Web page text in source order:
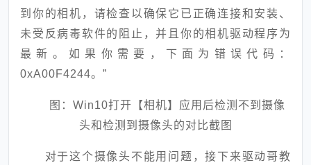
到你的相机，请检查以确保它已正确连接和安装、
未受反病毒软件的阻止，并且你的相机驱动程序为
最新。如果你需要，下面为错误代码：
0xA00F4244。”
图：Win10打开【相机】应用后检测不到摄像
头和检测到摄像头的对比截图
对于这个摄像头不能用问题，接下来驱动哥教